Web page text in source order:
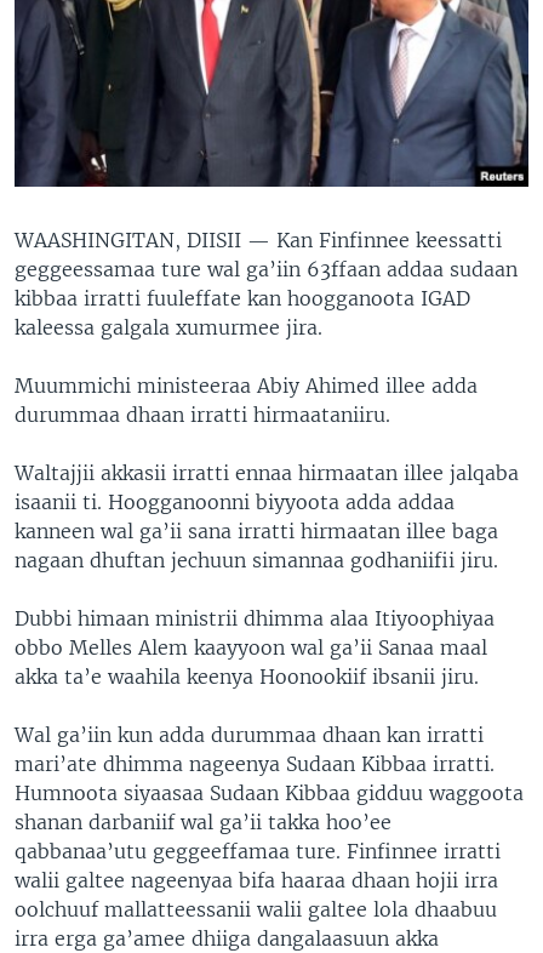
WAASHINGITAN, DIISII — Kan Finfinnee keessatti
geggeessamaa ture wal ga’iin 63ffaan addaa sudaan
kibbaa irratti fuuleffate kan hoogganoota IGAD
kaleessa galgala xumurmee jira.
Muummichi ministeeraa Abiy Ahimed illee adda
durummaa dhaan irratti hirmaataniiru.
Waltajjii akkasii irratti ennaa hirmaatan illee jalqaba
isaanii ti. Hoogganoonni biyyoota adda addaa
kanneen wal ga’ii sana irratti hirmaatan illee baga
nagaan dhuftan jechuun simannaa godhaniifii jiru.
Dubbi himaan ministrii dhimma alaa Itiyoophiyaa
obbo Melles Alem kaayyoon wal ga’ii Sanaa maal
akka ta’e waahila keenya Hoonookiif ibsanii jiru.
Wal ga’iin kun adda durummaa dhaan kan irratti
mari’ate dhimma nageenya Sudaan Kibbaa irratti.
Humnoota siyaasaa Sudaan Kibbaa gidduu waggoota
shanan darbaniif wal ga’ii takka hoo’ee
qabbanaa’utu geggeeffamaa ture. Finfinnee irratti
walii galtee nageenyaa bifa haaraa dhaan hojii irra
oolchuuf mallatteessanii walii galtee lola dhaabuu
irra erga ga’amee dhiiga dangalaasuun akka